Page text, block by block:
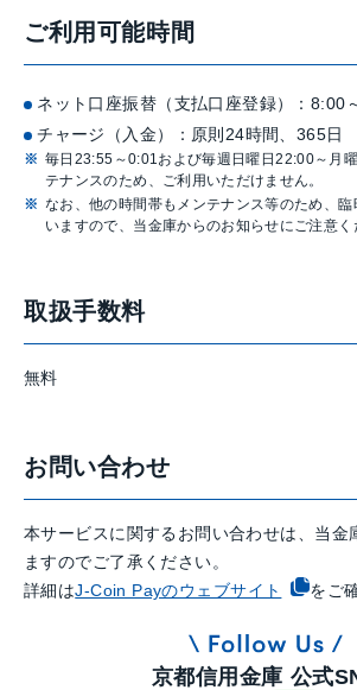
ご利用可能時間
ネット口座振替（支払口座登録）：8:00
チャージ（入金）：原則24時間、365日
毎日23:55～0:01および毎週日曜日22:00～月
テナンスのため、ご利用いただけません。
なお、他の時間帯もメンテナンス等のため、
いますので、当金庫からのお知らせにご注意く
取扱手数料
無料
お問い合わせ
本サービスに関するお問い合わせは、当金
ますのでご了承ください。
詳細はJ-Coin Payのウェブサイト をご
京都信用金庫 公式